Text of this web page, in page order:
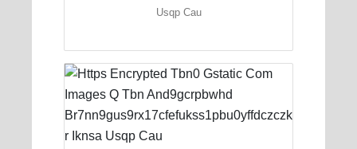
Usqp Cau